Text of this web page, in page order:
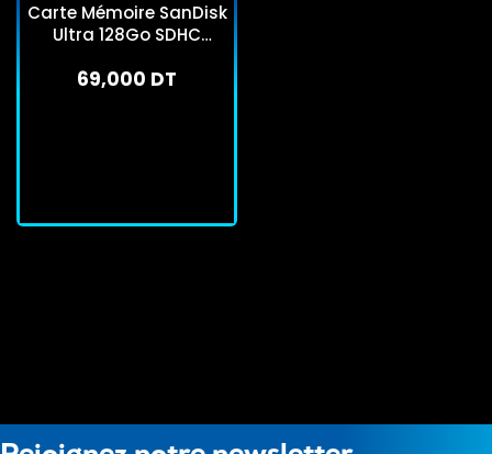
Carte Mémoire SanDisk
Ultra 128Go SDHC
69,000 DT